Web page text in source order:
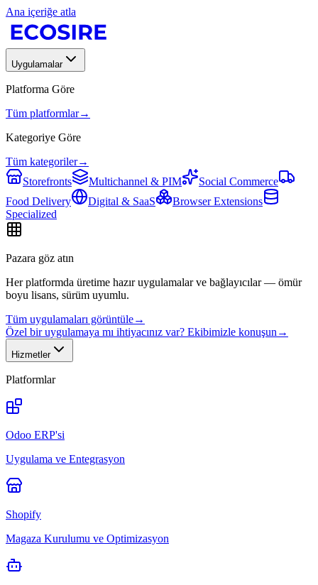
Ana içeriğe atla
Uygulamalar
Platforma Göre
Tüm platformlar→
Kategoriye Göre
Tüm kategoriler→
Storefronts
Multichannel & PIM
Social Commerce
Food Delivery
Digital & SaaS
Browser Extensions
Specialized
Pazara göz atın
Her platformda üretime hazır uygulamalar ve bağlayıcılar — ömür
boyu lisans, sürüm uyumlu.
Tüm uygulamaları görüntüle→
Özel bir uygulamaya mı ihtiyacınız var? Ekibimizle konuşun →
Hizmetler
Platformlar
Odoo ERP'si
Uygulama ve Entegrasyon
Shopify
Magaza Kurulumu ve Optimizasyon